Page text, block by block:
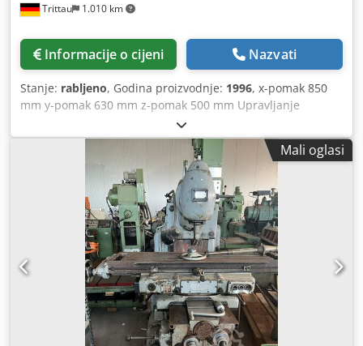
Trittau 1.010 km
Informacije o cijeni Nazvati
Stanje: rabljeno, Godina proizvodnje: 1996, x-pomak 850
mm y-pomak 630 mm z-pomak 500 mm Upravljanje
Heidenhain TNC 426 Brzi pomak 10 m/min Dimenzije stola
1.200 x 550 mm Brzina vretena 20 - 4.200 o/min Motor
vretena 7 kW Prihvat alata SK 40 Po našoj procjeni, stroj je
u dobrom, korištenom stanju i može se pregledati pod
naponom prema dogovoru. Tehničke značajke i dodatna
oprema: - Dijelna glava, 4. os Dodatna oprema, prikazani
alati i stezni pribor uključeni su u isporuku samo ako je to
navedeno u dodatnim informacijama. Chsdpfx Aey Dh U
Dsm Tea Zadržavamo pravo na izmjene i pogreške u
tehničkim podacima i informacijama, kao i na prodaju u
međuvremenu!
Mali oglasi